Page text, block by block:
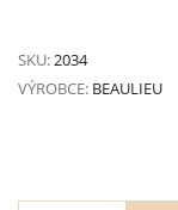
SKU:2034
VÝROBCE: BEAULIEU